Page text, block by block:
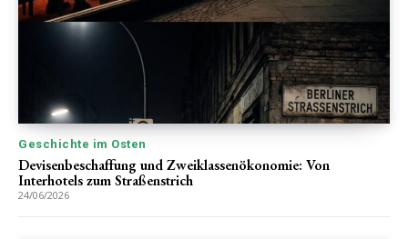
Geschichte im Osten
Devisenbeschaffung und Zweiklassenökonomie: Von
Interhotels zum Straßenstrich
24/06/2026